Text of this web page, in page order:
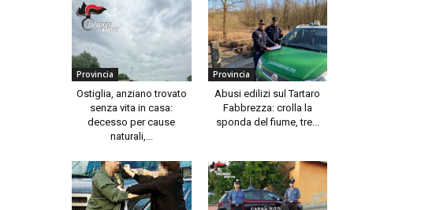
Provincia
Ostiglia, anziano trovato
senza vita in casa:
decesso per cause
naturali,...
Provincia
Abusi edilizi sul Tartaro
Fabbrezza: crolla la
sponda del fiume, tre...